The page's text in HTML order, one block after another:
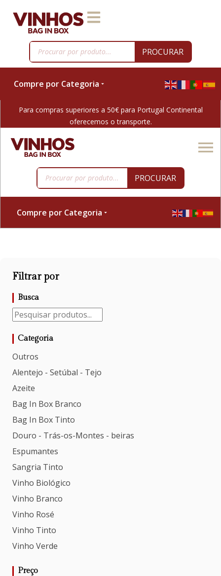
PROCURAR
Compre por Categoria
Para compras superiores a 50€ para Portugal Continental
oferecemos o transporte.
PROCURAR
Compre por Categoria
Filtrar por
Busca
Categoria
Outros
Alentejo - Setúbal - Tejo
Azeite
Bag In Box Branco
Bag In Box Tinto
Douro - Trás-os-Montes - beiras
Espumantes
Sangria Tinto
Vinho Biológico
Vinho Branco
Vinho Rosé
Vinho Tinto
Vinho Verde
Preço